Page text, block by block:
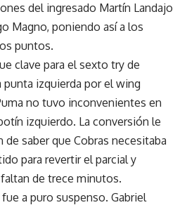
del ingresado Martín Landajo
Magno, poniendo así a los
puntos.
clave para el sexto try de
punta izquierda por el wing
no tuvo inconvenientes en
izquierdo. La conversión le
saber que Cobras necesitaba
para revertir el parcial y
de trece minutos.
a puro suspenso. Gabriel